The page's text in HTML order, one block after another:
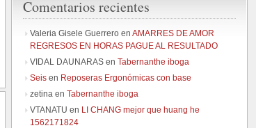
Comentarios recientes
Valeria Gisele Guerrero en AMARRES DE AMOR
REGRESOS EN HORAS PAGUE AL RESULTADO
VIDAL DAUNARAS en Tabernanthe iboga
Seis en Reposeras Ergonómicas con base
zetina en Tabernanthe iboga
VTANATU en LI CHANG mejor que huang he
1562171824